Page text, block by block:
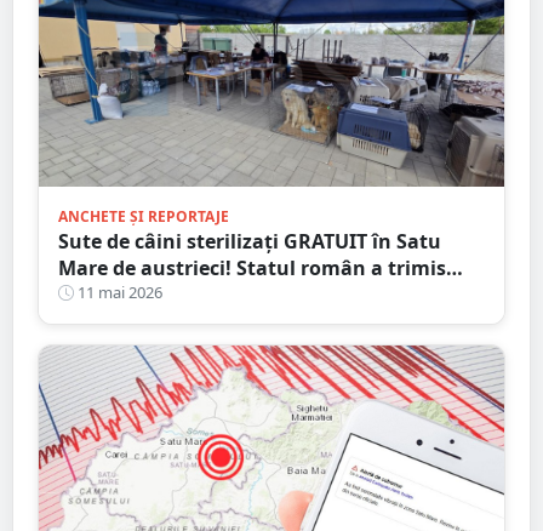
ANCHETE ȘI REPORTAJE
Sute de câini sterilizați GRATUIT în Satu
Mare de austrieci! Statul român a trimis
controale de tip SECURISTIC
11 mai 2026